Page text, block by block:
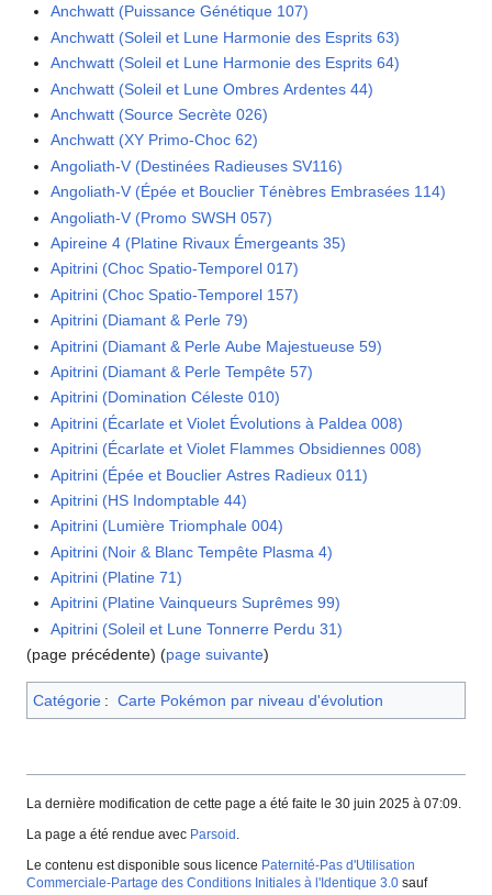
Anchwatt (Puissance Génétique 107)
Anchwatt (Soleil et Lune Harmonie des Esprits 63)
Anchwatt (Soleil et Lune Harmonie des Esprits 64)
Anchwatt (Soleil et Lune Ombres Ardentes 44)
Anchwatt (Source Secrète 026)
Anchwatt (XY Primo-Choc 62)
Angoliath-V (Destinées Radieuses SV116)
Angoliath-V (Épée et Bouclier Ténèbres Embrasées 114)
Angoliath-V (Promo SWSH 057)
Apireine 4 (Platine Rivaux Émergeants 35)
Apitrini (Choc Spatio-Temporel 017)
Apitrini (Choc Spatio-Temporel 157)
Apitrini (Diamant & Perle 79)
Apitrini (Diamant & Perle Aube Majestueuse 59)
Apitrini (Diamant & Perle Tempête 57)
Apitrini (Domination Céleste 010)
Apitrini (Écarlate et Violet Évolutions à Paldea 008)
Apitrini (Écarlate et Violet Flammes Obsidiennes 008)
Apitrini (Épée et Bouclier Astres Radieux 011)
Apitrini (HS Indomptable 44)
Apitrini (Lumière Triomphale 004)
Apitrini (Noir & Blanc Tempête Plasma 4)
Apitrini (Platine 71)
Apitrini (Platine Vainqueurs Suprêmes 99)
Apitrini (Soleil et Lune Tonnerre Perdu 31)
(page précédente) (page suivante)
Catégorie : Carte Pokémon par niveau d'évolution
La dernière modification de cette page a été faite le 30 juin 2025 à 07:09.
La page a été rendue avec Parsoid .
Le contenu est disponible sous licence Paternité-Pas d'Utilisation
Commerciale-Partage des Conditions Initiales à l'Identique 3.0 sauf